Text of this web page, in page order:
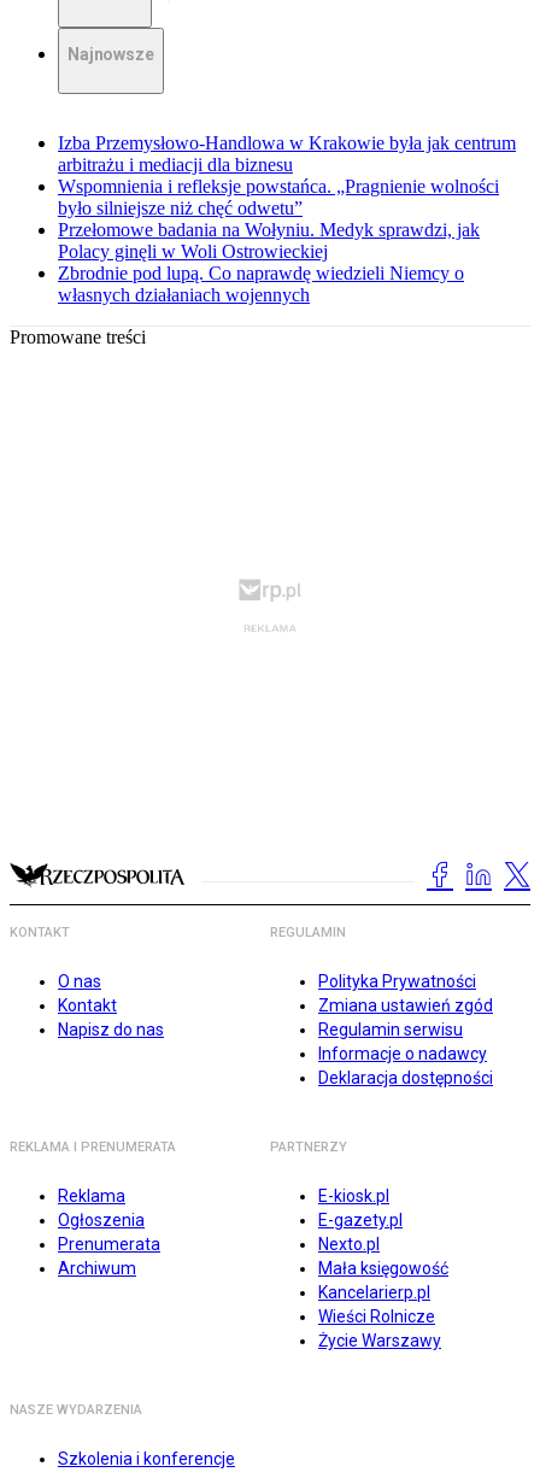
Najnowsze
Izba Przemysłowo-Handlowa w Krakowie była jak centrum
arbitrażu i mediacji dla biznesu
Wspomnienia i refleksje powstańca. „Pragnienie wolności
było silniejsze niż chęć odwetu”
Przełomowe badania na Wołyniu. Medyk sprawdzi, jak
Polacy ginęli w Woli Ostrowieckiej
Zbrodnie pod lupą. Co naprawdę wiedzieli Niemcy o
własnych działaniach wojennych
Promowane treści
KONTAKT
O nas
Kontakt
Napisz do nas
REGULAMIN
Polityka Prywatności
Zmiana ustawień zgód
Regulamin serwisu
Informacje o nadawcy
Deklaracja dostępności
REKLAMA I PRENUMERATA
Reklama
Ogłoszenia
Prenumerata
Archiwum
PARTNERZY
E-kiosk.pl
E-gazety.pl
Nexto.pl
Mała księgowość
Kancelarierp.pl
Wieści Rolnicze
Życie Warszawy
NASZE WYDARZENIA
Szkolenia i konferencje